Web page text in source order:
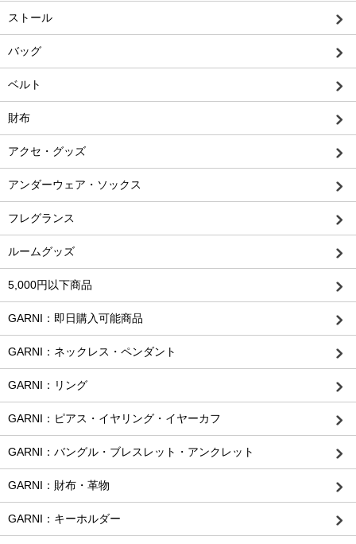
ストール
バッグ
ベルト
財布
アクセ・グッズ
アンダーウェア・ソックス
フレグランス
ルームグッズ
5,000円以下商品
GARNI：即日購入可能商品
GARNI：ネックレス・ペンダント
GARNI：リング
GARNI：ピアス・イヤリング・イヤーカフ
GARNI：バングル・ブレスレット・アンクレット
GARNI：財布・革物
GARNI：キーホルダー